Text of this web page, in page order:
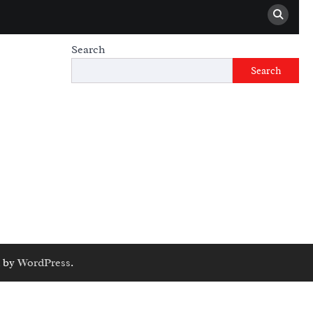
Search
Search
byWordPress.